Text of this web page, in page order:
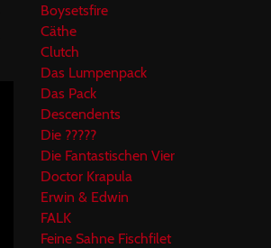
Boysetsfire
Cäthe
Clutch
Das Lumpenpack
Das Pack
Descendents
Die ?????
Die Fantastischen Vier
Doctor Krapula
Erwin & Edwin
FALK
Feine Sahne Fischfilet